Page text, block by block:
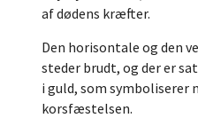
af dødens kræfter.
Den horisontale og den
steder brudt, og der er
i guld, som symboliserer
korsfæstelsen.